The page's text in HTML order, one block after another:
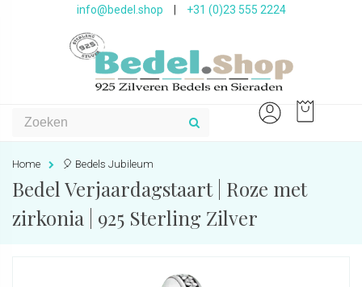
info@bedel.shop +31 (0)23 555 2224
Home 🎈 Bedels Jubileum
Bedel Verjaardagstaart | Roze met
zirkonia | 925 Sterling Zilver